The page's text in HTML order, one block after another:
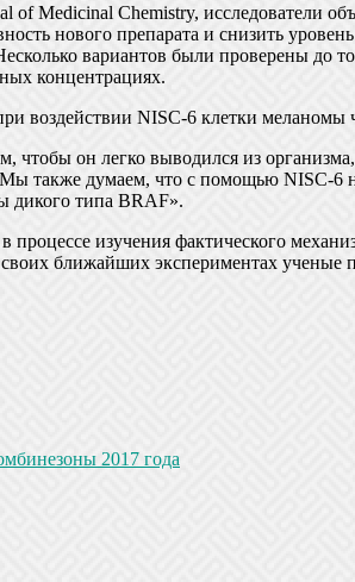
of Medicinal Chemistry, исследователи
нового препарата и снизить
вариантов были проверены
концентрациях.
воздействии NISC-6 клетки
чтобы он легко выводился из
также думаем, что с помощью NISC-6
дикого типа BRAF».
процессе изучения фактического
ближайших экспериментах ученые
2017 года